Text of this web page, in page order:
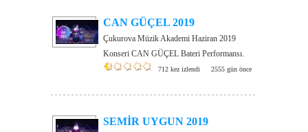
CAN GÜÇEL 2019
Çukurova Müzik Akademi Haziran 2019
Konseri CAN GÜÇEL Bateri Performansı.
712 kez izlendi 2555 gün önce
SEMİR UYGUN 2019